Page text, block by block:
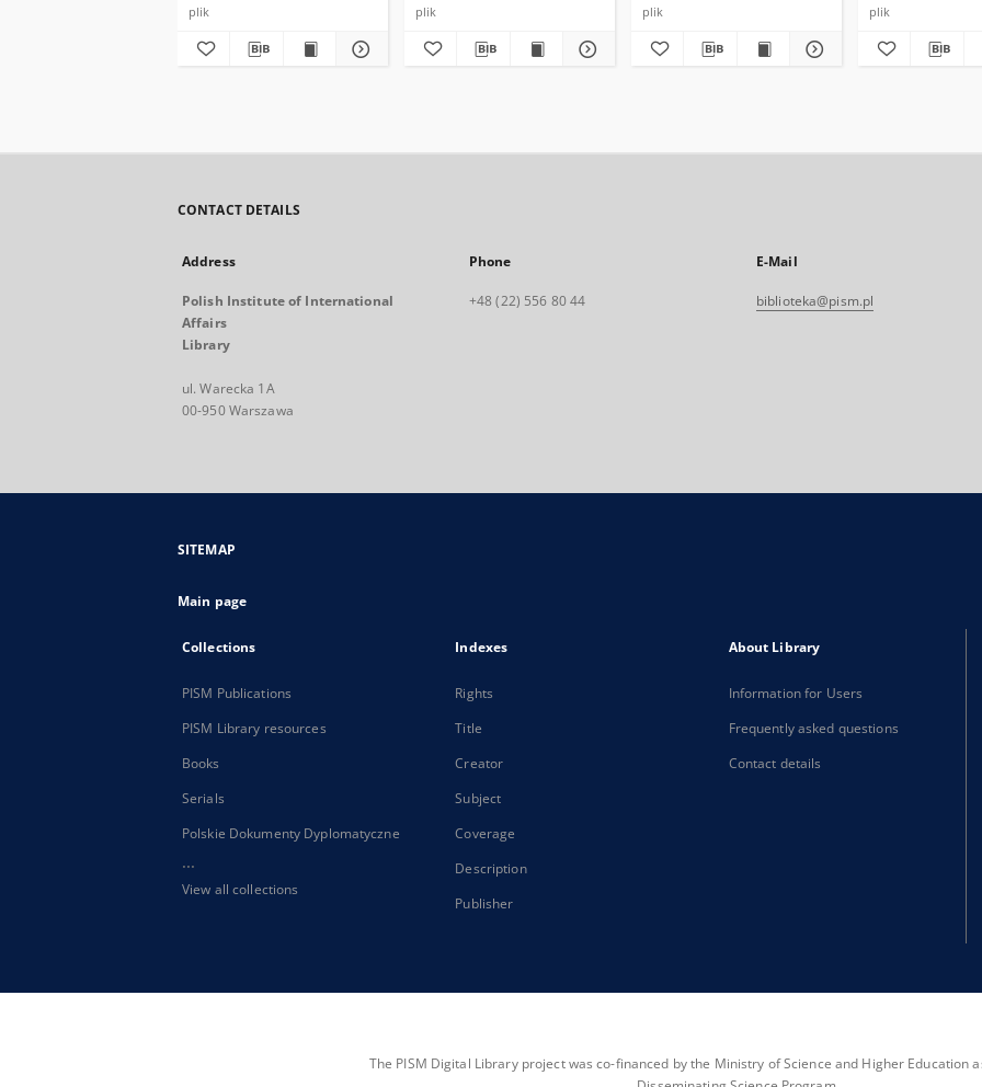
plik plik plik plik
CONTACT DETAILS
Address
Polish Institute of International
Affairs
Library
ul. Warecka 1A
00-950 Warszawa
Phone
+48 (22) 556 80 44
E-Mail
biblioteka@pism.pl
SITEMAP
Main page
Collections
PISM Publications
PISM Library resources
Books
Serials
Polskie Dokumenty Dyplomatyczne
...
View all collections
Indexes
Rights
Title
Creator
Subject
Coverage
Description
Publisher
About Library
Information for Users
Frequently asked questions
Contact details
The PISM Digital Library project was co-financed by the Ministry of Science and Higher Education